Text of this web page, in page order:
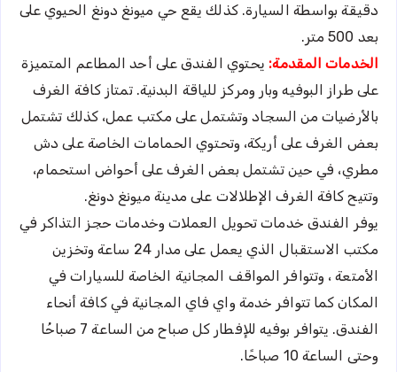
دقيقة بواسطة السيارة. كذلك يقع حي ميونغ دونغ الحيوي على
بعد 500 متر.
الخدمات المقدمة: يحتوي الفندق على أحد المطاعم المتميزة
على طراز البوفيه وبار ومركز للياقة البدنية. تمتاز كافة الغرف
بالأرضيات من السجاد وتشتمل على مكتب عمل، كذلك تشتمل
بعض الغرف على أريكة، وتحتوي الحمامات الخاصة على دش
مطري، في حين تشتمل بعض الغرف على أحواض استحمام،
وتتيح كافة الغرف الإطلالات على مدينة ميونغ دونغ.
يوفر الفندق خدمات تحويل العملات وخدمات حجز التذاكر في
مكتب الاستقبال الذي يعمل على مدار 24 ساعة وتخزين
الأمتعة ، وتتوافر المواقف المجانية الخاصة للسيارات في
المكان كما تتوافر خدمة واي فاي المجانية في كافة أنحاء
الفندق. يتوافر بوفيه للإفطار كل صباح من الساعة 7 صباحُا
وحتى الساعة 10 صباحًا.